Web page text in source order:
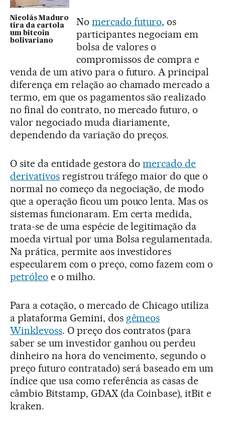
Nicolás Maduro
tira da cartola
um bitcoin
bolivariano
No mercado futuro, os
participantes negociam em
bolsa de valores o
compromissos de compra e
venda de um ativo para o futuro. A principal
diferença em relação ao chamado mercado a
termo, em que os pagamentos são realizado
no final do contrato, no mercado futuro, o
valor negociado muda diariamente,
dependendo da variação do preços.
O site da entidade gestora domercado de
derivativosregistrou tráfego maior do que o
normal no começo da negociação, de modo
que a operação ficou um pouco lenta. Mas os
sistemas funcionaram. Em certa medida,
trata-se de uma espécie de legitimação da
moeda virtual por uma Bolsa regulamentada.
Na prática, permite aos investidores
especularem com o preço, como fazem com o
petróleo e o milho.
Para a cotação, o mercado de Chicago utiliza
a plataforma Gemini, dos gêmeos
Winklevoss. O preço dos contratos (para
saber se um investidor ganhou ou perdeu
dinheiro na hora do vencimento, segundo o
preço futuro contratado) será baseado em um
índice que usa como referência as casas de
câmbio Bitstamp, GDAX (da Coinbase), itBit e
kraken.